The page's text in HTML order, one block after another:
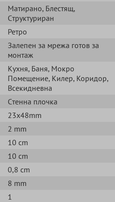
Матирано, Блестящ,
Cтруктуриран
Ретро
Залепен за мрежа готов за
монтаж
Кухня, Баня, Мокро
Помещение, Килер, Коридор,
Всекидневна
Cтенна плочка
23x48mm
2 mm
10 cm
10 cm
0,8 cm
8 mm
1